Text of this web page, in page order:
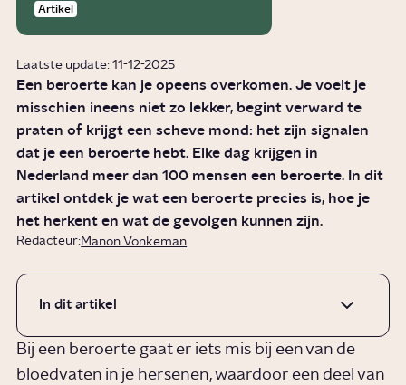
Artikel
Laatste update: 11-12-2025
Een beroerte kan je opeens overkomen. Je voelt je
misschien ineens niet zo lekker, begint verward te
praten of krijgt een scheve mond: het zijn signalen
dat je een beroerte hebt. Elke dag krijgen in
Nederland meer dan 100 mensen een beroerte. In dit
artikel ontdek je wat een beroerte precies is, hoe je
het herkent en wat de gevolgen kunnen zijn.
Redacteur:Manon Vonkeman
In dit artikel
Bij een beroerte gaat er iets mis bij een van de
bloedvaten in je hersenen, waardoor een deel van